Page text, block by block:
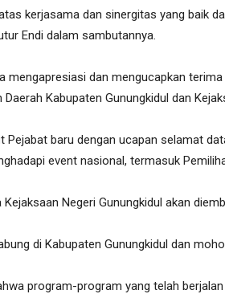
kerjasama dan sinergitas yang baik
Endi dalam sambutannya.
mengapresiasi dan mengucapkan
Kabupaten Gunungkidul dan
Pejabat baru dengan ucapan selamat
event nasional, termasuk
Negeri Gunungkidul akan
di Kabupaten Gunungkidul dan
program-program yang telah